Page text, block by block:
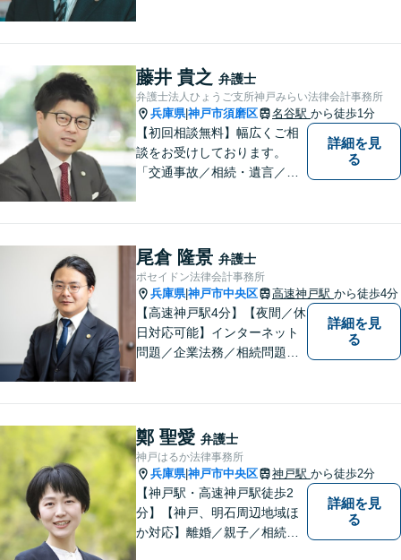
しづらくてもご安心くださ
い。【分割払いOK】【休日・
夜間面談・ビデオ面談可】
藤井 貴之 弁護士
弁護士法人ひょうご支所神戸みらい法律会計事務所
兵庫県|神戸市須磨区 名谷駅 から徒歩1分
【初回相談無料】幅広くご相
談をお受けしております。
「交通事故／相続・遺言／離
い。公認会計士試験合格者。
【夜間・休日相談可能（要予
約）】【弁護士歴10年以上】
詳細を見
る
尾倉 隆景 弁護士
ポセイドン法律会計事務所
兵庫県|神戸市中央区 高速神戸駅 から徒歩4分
【高速神戸駅4分】【夜間／休
日対応可能】インターネット
問題／企業法務／相続問題／
詳細を見
る
鄭 聖愛 弁護士
神戸はるか法律事務所
兵庫県|神戸市中央区 神戸駅 から徒歩2分
【神戸駅・高速神戸駅徒歩2
分】【神戸、明石周辺地域ほ
か対応】離婚／親子／相続／
詳細を見
る